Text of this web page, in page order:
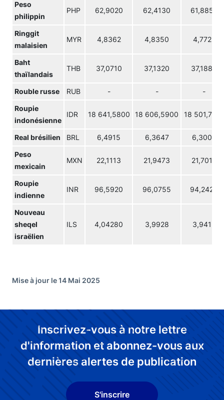
Peso
philippin
PHP 62,9020 62,4130 61,8850
Ringgit
malaisien
MYR 4,8362 4,8350 4,7722
Baht
thaïlandais
THB 37,0710 37,1320 37,1880
Rouble russe RUB - - -
Roupie
indonésienne
IDR 18 641,5800 18 606,5900 18 501,7100
Real brésilien BRL 6,4915 6,3647 6,3002
Peso
mexicain
MXN 22,1113 21,9473 21,7015
Roupie
indienne
INR 96,5920 96,0755 94,2420
Nouveau
sheqel
israëlien
ILS 4,04280 3,9928 3,9413
Mise à jour le 14 Mai 2025
Inscrivez-vous à notre lettre
d'information et abonnez-vous aux
dernières alertes de publication
S'inscrire